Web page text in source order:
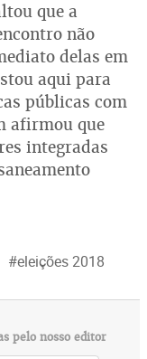
que a
não
delas em
aqui para
públicas com
afirmou que
integradas
#eleições 2018
pelo nosso editor